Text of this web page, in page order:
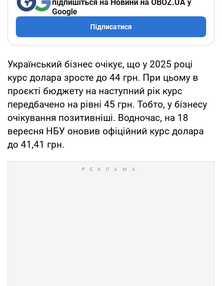
підпишіться на Новини на OBOZ.UA у
Google
Підписатися
Український бізнес очікує, що у 2025 році
курс долара зросте до 44 грн. При цьому в
проєкті бюджету на наступний рік курс
передбачено на рівні 45 грн. Тобто, у бізнесу
очікування позитивніші. Водночас, на 18
вересня НБУ оновив офіційний курс долара
до 41,41 грн.